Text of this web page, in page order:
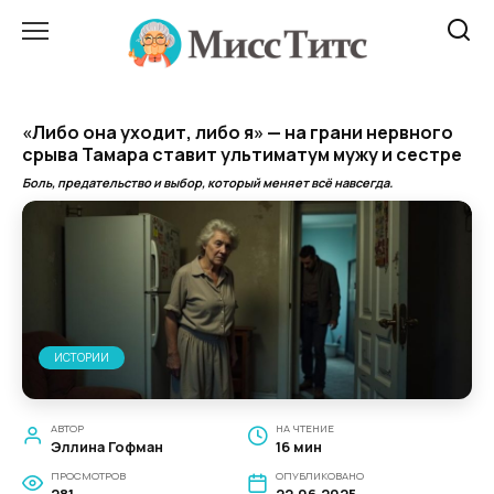
«Либо она уходит, либо я» — на грани нервного
срыва Тамара ставит ультиматум мужу и сестре
Боль, предательство и выбор, который меняет всё навсегда.
ИСТОРИИ
АВТОР
Эллина Гофман
НА ЧТЕНИЕ
16 мин
ПРОСМОТРОВ ОПУБЛИКОВАНО